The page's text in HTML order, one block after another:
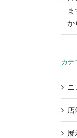
か
カテ
ニ